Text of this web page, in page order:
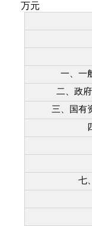
万元
一、一
二、政
三、国有
七